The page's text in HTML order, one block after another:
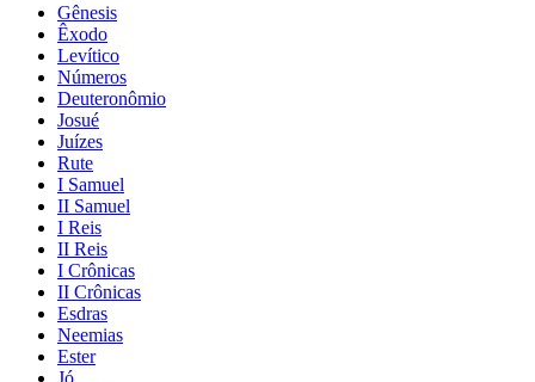
Gênesis
Êxodo
Levítico
Números
Deuteronômio
Josué
Juízes
Rute
I Samuel
II Samuel
I Reis
II Reis
I Crônicas
II Crônicas
Esdras
Neemias
Ester
Jó